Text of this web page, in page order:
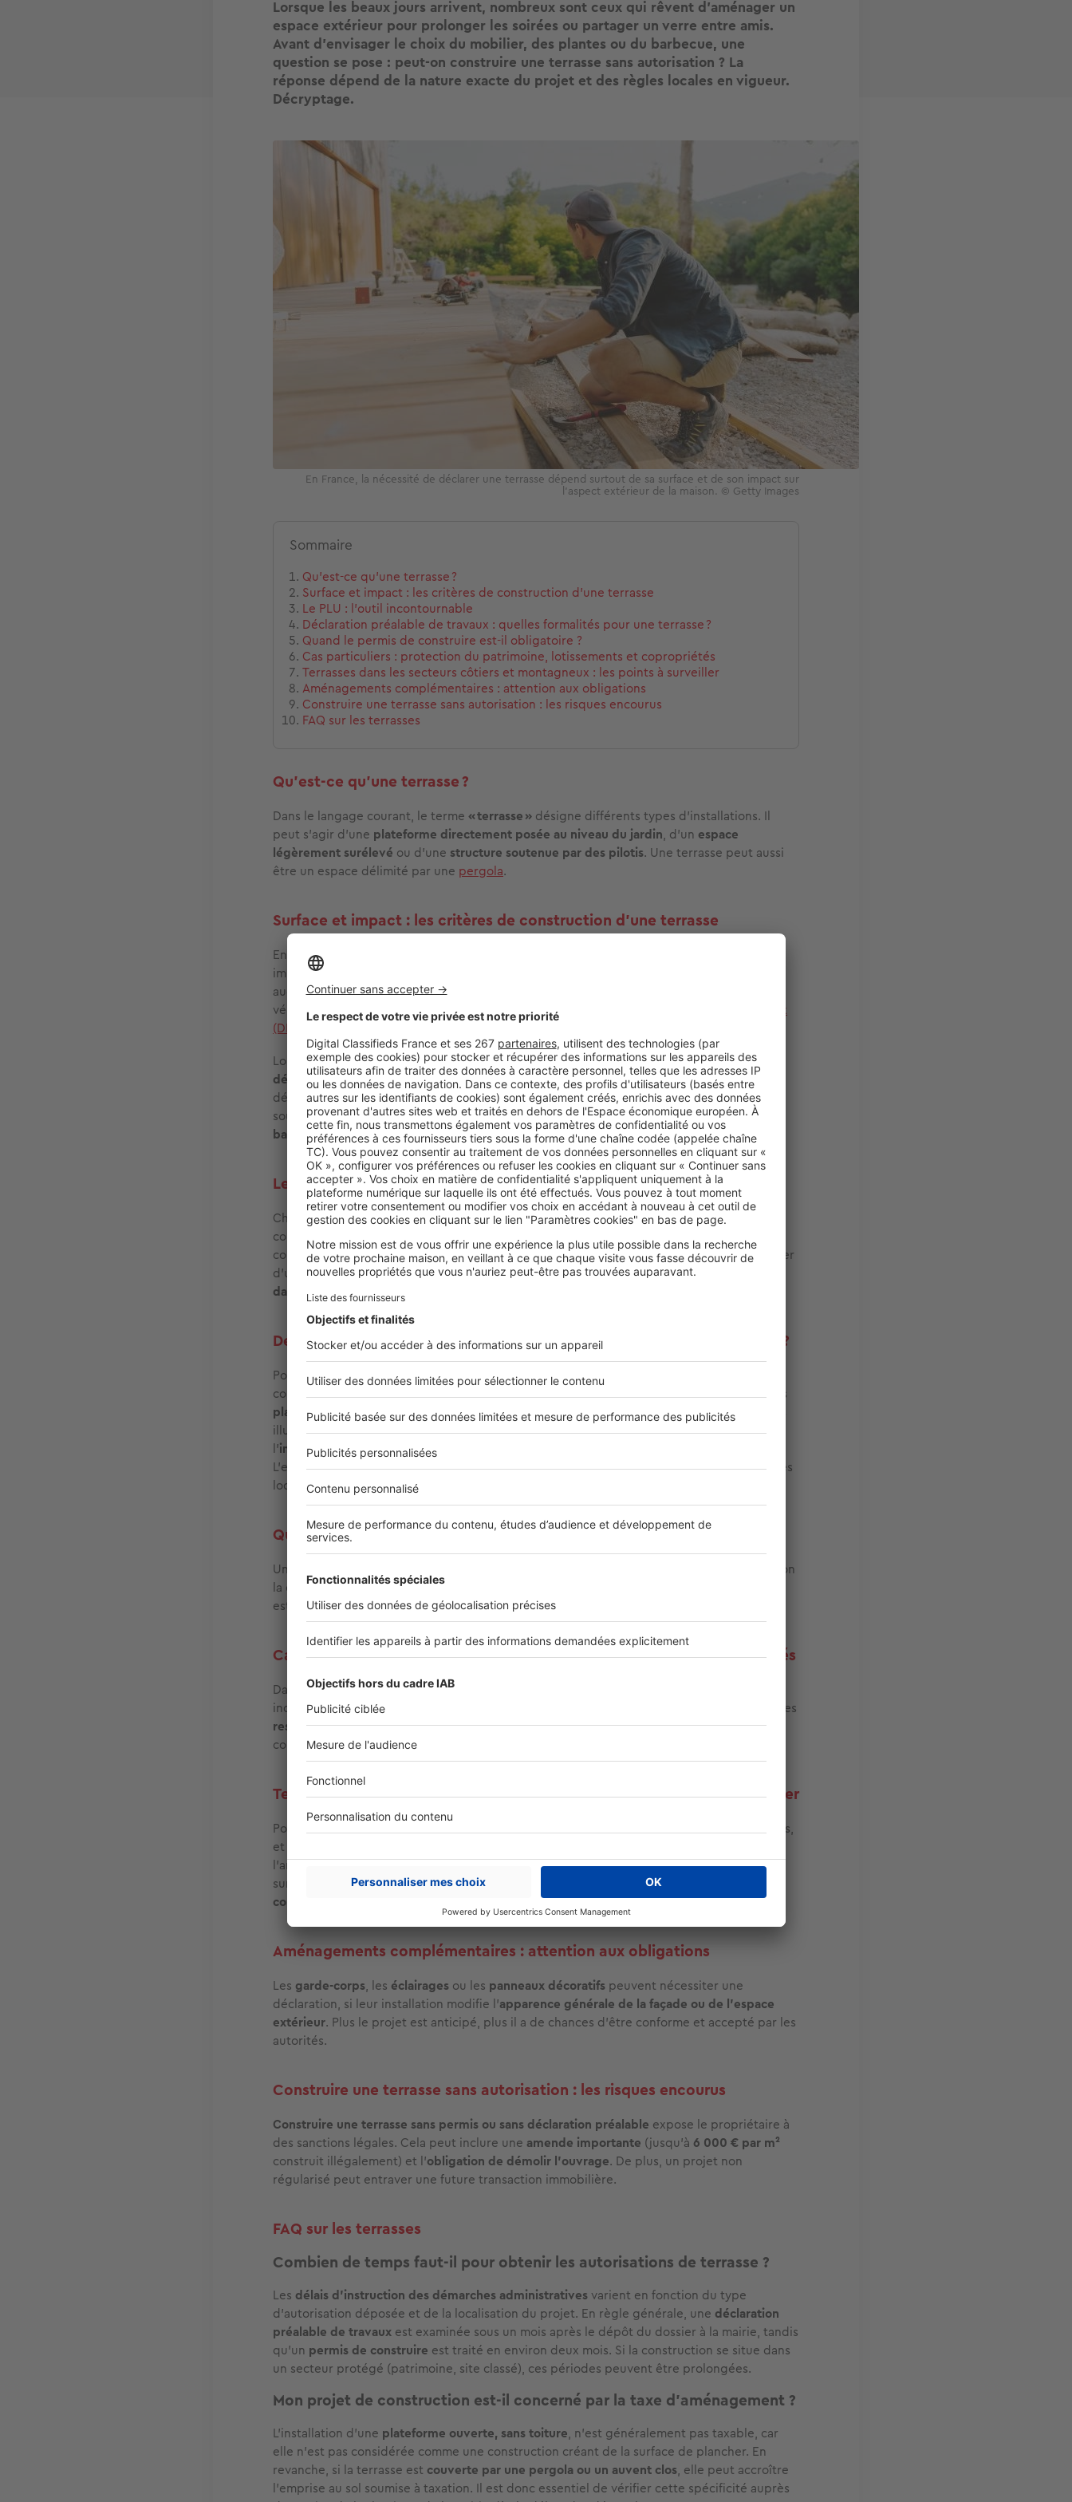
Lorsque les beaux jours arrivent, nombreux sont ceux qui rêvent d’aménager un
espace extérieur pour prolonger les soirées ou partager un verre entre amis.
Avant d’envisager le choix du mobilier, des plantes ou du barbecue, une
question se pose : peut-on construire une terrasse sans autorisation ? La
réponse dépend de la nature exacte du projet et des règles locales en vigueur.
Décryptage.
Image
En France, la nécessité de déclarer une terrasse dépend surtout de sa surface et de son impact sur
l’aspect extérieur de la maison. © Getty Images
Sommaire
Qu'est-ce qu'une terrasse ?
Surface et impact : les critères de construction d'une terrasse
Le PLU : l'outil incontournable
Déclaration préalable de travaux : quelles formalités pour une terrasse ?
Quand le permis de construire est-il obligatoire ?
Cas particuliers : protection du patrimoine, lotissements et copropriétés
Terrasses dans les secteurs côtiers et montagneux : les points à surveiller
Aménagements complémentaires : attention aux obligations
Construire une terrasse sans autorisation : les risques encourus
FAQ sur les terrasses
Qu'est-ce qu'une terrasse ?
Dans le langage courant, le terme « terrasse » désigne différents types d'installations. Il
peut s'agir d'une plateforme directement posée au niveau du jardin, d'un espace
légèrement surélevé ou d’une structure soutenue par des pilotis. Une terrasse peut aussi
être un espace délimité par une pergola.
Surface et impact : les critères de construction d'une terrasse
En France, la
impact sur l’
aucune formalité. Pour des terrasses comprises
vérifier auprès du service d’urbanisme de la mairie si une
déclaration préalable de travaux
(DP)
est nécessaire.
Lorsque la terrasserepose sur une structure,modifie significativement le terrain, ou
dépasse 20 m², une autorisation est indispensable. La hauteur joue également un rôle
déterminant : une surélévation d’environ 60 cmest assimilée à une construction et est
soumise à un contrôle administratif. Ces règles s’appliquent aussi auxtransformations de
balconsou à l’installation de auvents, qui augmentent l’emprise au sol.
Le PLU : l'outil incontournable
Chaque commune dispose d'unplan local d’urbanisme (PLU), qui définit lescontraintes
concernant l’implantation, les matériaux autorisés, les formes et les couleurs des
constructions, ainsi que le respect des limites de parcelle. Ces prescriptions peuvent varier
d’un territoire à l’autre. Ainsi,un même projet peut être accepté dans une ville et refusé
dans une autre.
Déclaration préalable de travaux : quelles formalités pour une terrasse ?
Pour uneterrasse nécessitant une DP, il faut d’abord remplir le
concerné(n° 13703 pour les maisons individuelles). Ensuite, il est nécessaire de fournir des
plans détaillés du terrain(plan de situation, plan de masse avant et après les travaux). Des
illustrations, telles que des coupes, des façades ou des insertions paysagères, montrant
l’impact de la terrasse sur l’aspect extérieur de la maison
L’ensemble de ces éléments permet à la mairie d’évaluer la conformité du projet aux règles
locales et devérifier le respect des contraintes d’urbanisme spécifiques à la commune
Quand le permis de construire est-il obligatoire ?
Un
– voire 40 m², selon
la commune –, ou si elle implique des
est également requis lorsque les modifications apportées au terrain sont importantes.
Cas particuliers : protection du patrimoine, lotissements et copropriétés
Dans lessecteurs sauvegardés, l'avis des
indispensable pour tout projet. Certains lotissements ou
peuvent imposer des
restrictions concernant les matériaux, les couleurs ou les dimensions. Une terrasse
conforme aux règles de la mairie peut ainsi être refusée, en raison du règlement interne.
Terrasses dans les secteurs côtiers et montagneux : les points à surveiller
Pour protéger lebord de mer, laloi Littorallimite les nouvelles constructions et extensions,
et cela inclut les terrasses… En zone montagneuse, un
l’aménagement. Ainsi, un projet apparemment de plain-pied est parfois considéré comme
surélevé par les services de l’urbanisme. Il est donc essentiel de
se renseigner sur les
contraintes locales
Aménagements complémentaires : attention aux obligations
Les garde-corps, les éclairages ou les panneaux décoratifs peuvent nécessiter une
déclaration, si leur installation modifie l’apparence générale de la façade ou de l’espace
extérieur. Plus le projet est anticipé, plus il a de chances d'être conforme et accepté par les
autorités.
Construire une terrasse sans autorisation : les risques encourus
Construire une terrasse sans permis ou sans déclaration préalable expose le propriétaire à
des sanctions légales. Cela peut inclure une amende importante (jusqu'à 6 000 € par m²
construit illégalement) et l’obligation de démolir l’ouvrage. De plus, un projet non
régularisé peut entraver une future transaction immobilière.
FAQ sur les terrasses
Combien de temps faut-il pour obtenir les autorisations de terrasse ?
Les délais d’instruction des démarches administratives varient en fonction du type
d’autorisation déposée et de la localisation du projet. En règle générale, une déclaration
préalable de travaux est examinée sous un mois après le dépôt du dossier à la mairie, tandis
qu’un permis de construire est traité en environ deux mois. Si la construction se situe dans
un secteur protégé (patrimoine, site classé), ces périodes peuvent être prolongées.
Mon projet de construction est-il concerné par la taxe d’aménagement ?
L’installation d’une plateforme ouverte, sans toiture, n’est généralement pas taxable, car
elle n’est pas considérée comme une construction créant de la surface de plancher. En
revanche, si la terrasse est couverte par une pergola ou un auvent clos, elle peut accroître
l’emprise au sol soumise à taxation. Il est donc essentiel de vérifier cette spécificité auprès